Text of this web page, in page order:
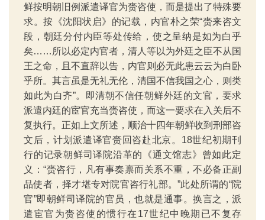
鲜按明朝旧例派遣译官为赍咨使，而是提出了特殊要
求。按《沈阳状启》的记载，内官朴之荣“赍来咨文
段，朝廷分付内臣等处传给，使之呈纳是如为白乎
矣……所以必定内官者，清人等以为外廷之臣不从国
王之命，且不直辞以告，内官则必无此患云云为白卧
乎所。其言虽是无礼无伦，清国不信我国之心，则类
如此为白齐”。即清朝不信任朝鲜外廷的文官，要求
派遣内廷的宦官充当赍咨使，而这一要求在入关后不
复执行。正如上文所述，顺治十四年朝鲜收到刑部咨
文后，计划派遣译官赍回咨赴北京。18世纪初期刊
行的记录朝鲜司译院沿革的《通文馆志》曾如此定
义：“赍咨行，凡有事奏禀而关系不重，不必备正副
品使者，择才堪专对院官咨行礼部。”此处所谓的“院
官”即朝鲜司译院的官员，也就是通事。换言之，派
遣宦官为赍咨使的惯行在17世纪中晚期已不复存